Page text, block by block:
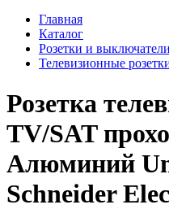
Главная
Каталог
Розетки и
Телевизионные
Розетка
TV/SAT
Алюминий
Schneider